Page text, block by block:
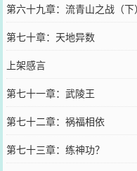
第六十九章：流青山之战（下）
第七十章：天地异数
上架感言
第七十一章：武陵王
第七十二章：祸福相依
第七十三章：练神功？